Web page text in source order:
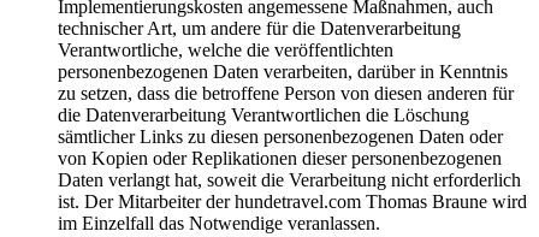
Implementierungskosten angemessene Maßnahmen, auch
technischer Art, um andere für die Datenverarbeitung
Verantwortliche, welche die veröffentlichten
personenbezogenen Daten verarbeiten, darüber in Kenntnis
zu setzen, dass die betroffene Person von diesen anderen für
die Datenverarbeitung Verantwortlichen die Löschung
sämtlicher Links zu diesen personenbezogenen Daten oder
von Kopien oder Replikationen dieser personenbezogenen
Daten verlangt hat, soweit die Verarbeitung nicht erforderlich
ist. Der Mitarbeiter der hundetravel.com Thomas Braune wird
im Einzelfall das Notwendige veranlassen.